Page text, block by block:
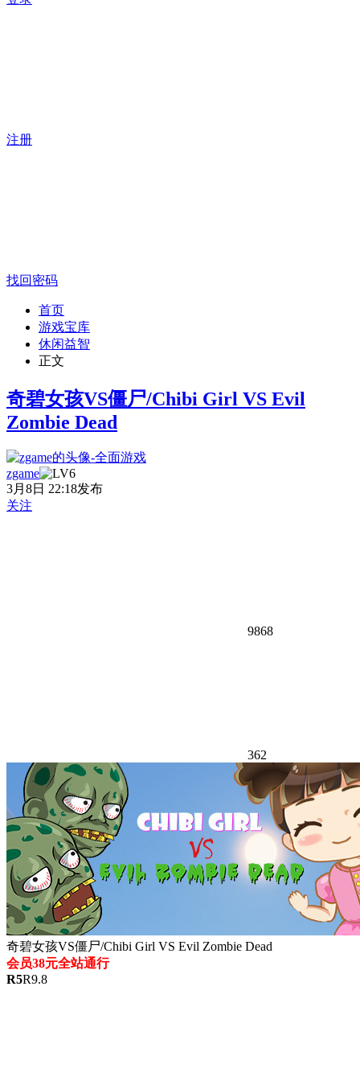
注册
找回密码
首页
游戏宝库
休闲益智
正文
奇碧女孩VS僵尸/Chibi Girl VS Evil
Zombie Dead
zgame
3月8日 22:18发布
关注
9868
362
奇碧女孩VS僵尸/Chibi Girl VS Evil Zombie Dead
会员38元全站通行
R5R9.8